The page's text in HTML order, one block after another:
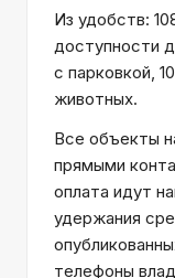
Из удобств:
доступности
с парковкой,
животных.
Все объекты
прямыми
оплата идут
удержания
телефоны